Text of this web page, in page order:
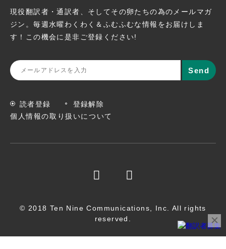
現役翻訳者・通訳者、そしてその卵たちの為のメールマガ
ジン。毎週水曜わくわく＆ふむふむな情報をお届けしま
す！この機会に 是非ご登録ください!
読者登録
登録解除
個人情報の取り扱いについて
© 2018 Ten Nine Communications, Inc. All rights
reserved.